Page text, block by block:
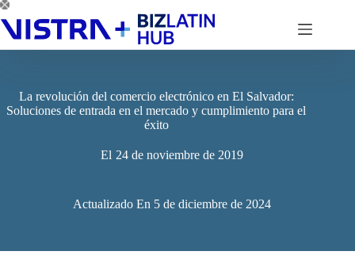
Saltar
al
contenido
La revolución del comercio electrónico en El Salvador:
Soluciones de entrada en el mercado y cumplimiento para el
éxito
El 24 de noviembre de 2019
Actualizado En 5 de diciembre de 2024